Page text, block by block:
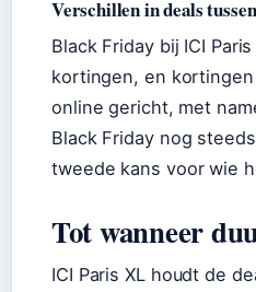
Verschillen in deals
Black Friday bij ICI
kortingen, en
online gericht, met
Black Friday nog
tweede kans voor wie
Tot wanneer
ICI Paris XL houdt de